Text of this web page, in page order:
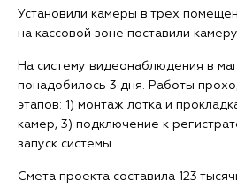
Установили камеры в трех
на кассовой зоне поставили
На систему видеонаблюдения в
понадобилось 3 дня. Работы
этапов: 1) монтаж лотка и
камер, 3) подключение к
запуск системы.
Смета проекта составила 123